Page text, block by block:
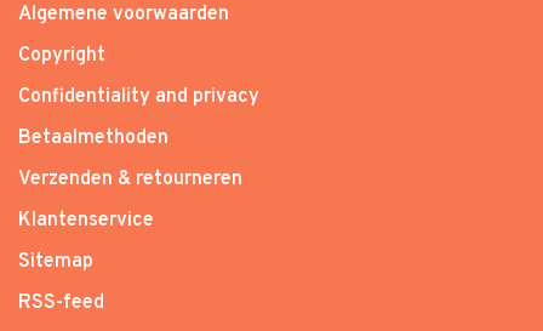
Algemene voorwaarden
Copyright
Confidentiality and privacy
Betaalmethoden
Verzenden & retourneren
Klantenservice
Sitemap
RSS-feed